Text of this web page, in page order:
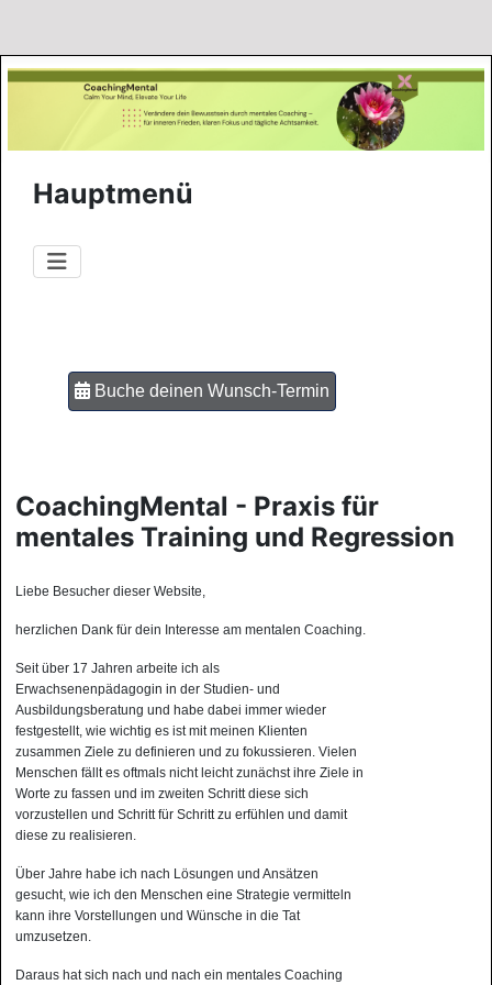
Hauptmenü
Buche deinen Wunsch-Termin
CoachingMental - Praxis für
mentales Training und Regression
Liebe Besucher dieser Website,
herzlichen Dank für dein Interesse am mentalen Coaching.
Seit über 17 Jahren arbeite ich als
Erwachsenenpädagogin in der Studien- und
Ausbildungsberatung und habe dabei immer wieder
festgestellt, wie wichtig es ist mit meinen Klienten
zusammen Ziele zu definieren und zu fokussieren. Vielen
Menschen fällt es oftmals nicht leicht zunächst ihre Ziele in
Worte zu fassen und im zweiten Schritt diese sich
vorzustellen und Schritt für Schritt zu erfühlen und damit
diese zu realisieren.
Über Jahre habe ich nach Lösungen und Ansätzen
gesucht, wie ich den Menschen eine Strategie vermitteln
kann ihre Vorstellungen und Wünsche in die Tat
umzusetzen.
Daraus hat sich nach und nach ein mentales Coaching